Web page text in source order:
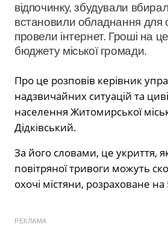
відпочинку, збудували
встановили обладнання для
провели інтернет. Гроші на
бюджету міської громади.
Про це розповів керівник
надзвичайних ситуацій та
населення Житомирської
Дідківський.
За його словами, це укриття,
повітряної тривоги можуть
охочі містяни, розраховане
РЕКЛАМА